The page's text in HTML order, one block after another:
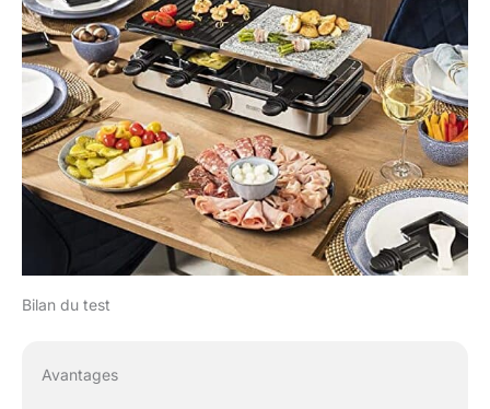
Bilan du test
Avantages